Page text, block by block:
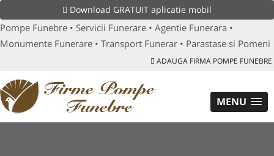
Download GRATUIT aplicatie mobil
Pompe Funebre • Servicii Funerare • Agentie Funerara •
Monumente Funerare • Transport Funerar • Parastase si Pomeni
ADAUGA FIRMA POMPE FUNEBRE
MENU